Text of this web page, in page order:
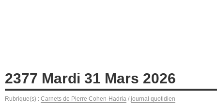
2377 Mardi 31 Mars 2026
Rubrique(s) : Carnets de Pierre Cohen-Hadria / journal quotidien